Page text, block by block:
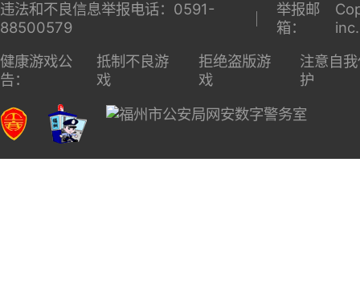
违法和不良信息举报电话：0591-
88500579
举报邮
箱：
健康游戏公
告：
抵制不良游
戏
拒绝盗版游
戏
注意自
护